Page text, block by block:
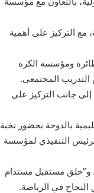
مع التركيز على أهمية
ومؤسسة الكرة
التدريب المجتمعي.
تنظيم ورش عمل للتدريب على المهارات، برامج مدرسية للفتيات تحت 10 و14 سنة، إلى جانب التركيز على
بالدوحة بحضور نخبة
التنفيذي لمؤسسة
و”خلق مستقبل مستدام
في الرياضة.